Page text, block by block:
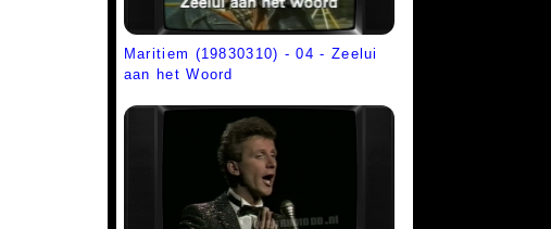
Maritiem (19830310) - 04 - Zeelui
aan het Woord